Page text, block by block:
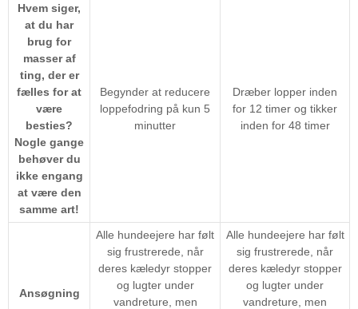
Hvem siger,
at du har
brug for
masser af
ting, der er
fælles for at
være
besties?
Nogle gange
behøver du
ikke engang
at være den
samme art!
Begynder at reducere
loppefodring på kun 5
minutter
Dræber lopper inden
for 12 timer og tikker
inden for 48 timer
Ansøgning
Alle hundeejere har følt
sig frustrerede, når
deres kæledyr stopper
og lugter under
vandreture, men
Alle hundeejere har følt
sig frustrerede, når
deres kæledyr stopper
og lugter under
vandreture, men